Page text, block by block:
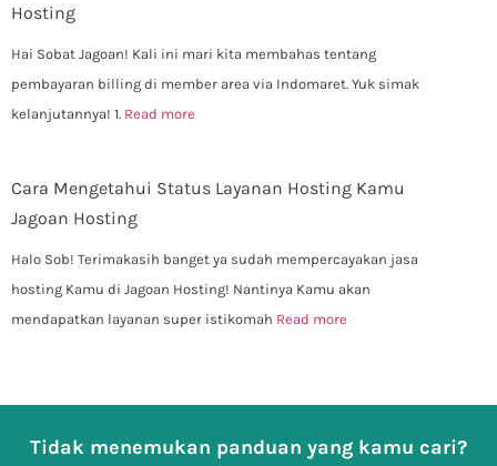
Hosting
Hai Sobat Jagoan! Kali ini mari kita membahas tentang
pembayaran billing di member area via Indomaret. Yuk simak
kelanjutannya! 1. Read more
Cara Mengetahui Status Layanan Hosting Kamu
Jagoan Hosting
Halo Sob! Terimakasih banget ya sudah mempercayakan jasa
hosting Kamu di Jagoan Hosting! Nantinya Kamu akan
mendapatkan layanan super istikomah Read more
Tidak menemukan panduan yang kamu cari?